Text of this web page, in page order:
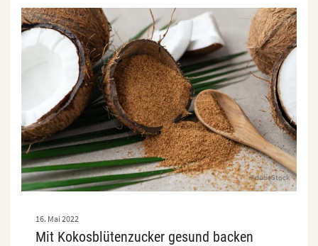
AdobeStock
Mit Kokosblütenzucker gesund backen
16. Mai 2022